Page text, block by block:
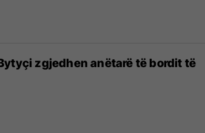
zgjedhen anëtarë të bordit të